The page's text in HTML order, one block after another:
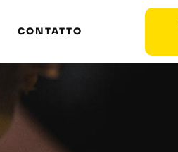
CONTATTO